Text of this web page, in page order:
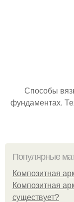
Способы
фундаментах.
Популярные
Композитная
Композитная
существует?